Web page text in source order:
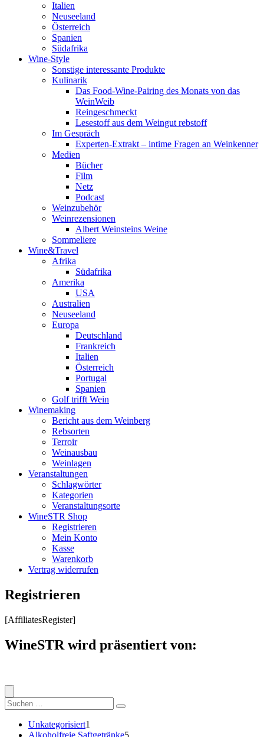
Italien
Neuseeland
Österreich
Spanien
Südafrika
Wine-Style
Sonstige interessante Produkte
Kulinarik
Das Food-Wine-Pairing des Monats von das
WeinWeib
Reingeschmeckt
Lesestoff aus dem Weingut rebstoff
Im Gespräch
Experten-Extrakt – intime Fragen an Weinkenner
Medien
Bücher
Film
Netz
Podcast
Weinzubehör
Weinrezensionen
Albert Weinsteins Weine
Sommeliere
Wine&Travel
Afrika
Südafrika
Amerika
USA
Australien
Neuseeland
Europa
Deutschland
Frankreich
Italien
Österreich
Portugal
Spanien
Golf trifft Wein
Winemaking
Bericht aus dem Weinberg
Rebsorten
Terroir
Weinausbau
Weinlagen
Veranstaltungen
Schlagwörter
Kategorien
Veranstaltungsorte
WineSTR Shop
Registrieren
Mein Konto
Kasse
Warenkorb
Vertrag widerrufen
Registrieren
[AffiliatesRegister]
WineSTR wird präsentiert von:
Suche
nach:
Unkategorisiert1
Produkt
Alkoholfreie Saftgetränke55